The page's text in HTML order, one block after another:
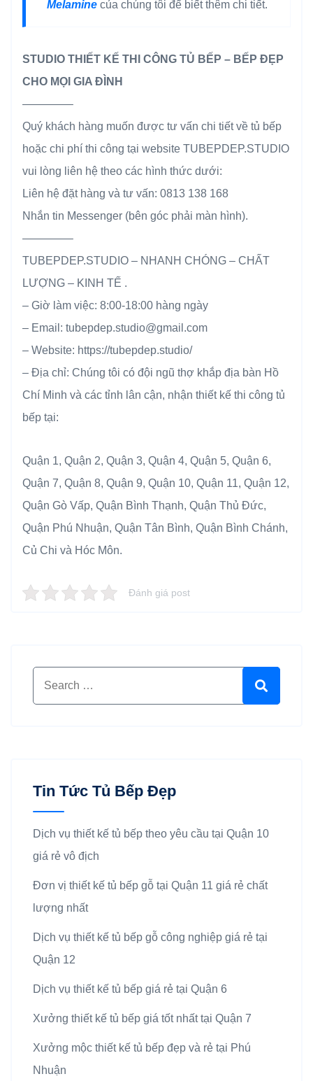
Melamine của chúng tôi để biết thêm chi tiết.
STUDIO THIẾT KẾ THI CÔNG TỦ BẾP – BẾP ĐẸP
CHO MỌI GIA ĐÌNH
————–
Quý khách hàng muốn được tư vấn chi tiết về tủ bếp
hoặc chi phí thi công tại website TUBEPDEP.STUDIO
vui lòng liên hệ theo các hình thức dưới:
Liên hệ đặt hàng và tư vấn: 0813 138 168
Nhắn tin Messenger (bên góc phải màn hình).
————–
TUBEPDEP.STUDIO – NHANH CHÓNG – CHẤT
LƯỢNG – KINH TẾ .
– Giờ làm việc: 8:00-18:00 hàng ngày
– Email: tubepdep.studio@gmail.com
– Website: https://tubepdep.studio/
– Địa chỉ: Chúng tôi có đội ngũ thợ khắp địa bàn Hồ
Chí Minh và các tỉnh lân cận, nhận thiết kế thi công tủ
bếp tại:
Quận 1, Quận 2, Quận 3, Quận 4, Quận 5, Quận 6,
Quận 7, Quận 8, Quận 9, Quận 10, Quận 11, Quận 12,
Quận Gò Vấp, Quận Bình Thạnh, Quận Thủ Đức,
Quận Phú Nhuận, Quận Tân Bình, Quận Bình Chánh,
Củ Chi và Hóc Môn.
Đánh giá post
Tin Tức Tủ Bếp Đẹp
Dịch vụ thiết kế tủ bếp theo yêu cầu tại Quận 10
giá rẻ vô địch
Đơn vị thiết kế tủ bếp gỗ tại Quận 11 giá rẻ chất
lượng nhất
Dịch vụ thiết kế tủ bếp gỗ công nghiệp giá rẻ tại
Quận 12
Dịch vụ thiết kế tủ bếp giá rẻ tại Quận 6
Xưởng thiết kế tủ bếp giá tốt nhất tại Quận 7
Xưởng mộc thiết kế tủ bếp đẹp và rẻ tại Phú
Nhuận